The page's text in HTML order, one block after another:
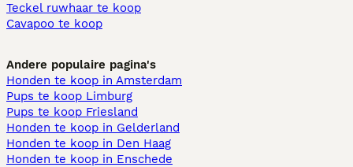
Teckel ruwhaar te koop
Cavapoo te koop
Andere populaire pagina's
Honden te koop in Amsterdam
Pups te koop Limburg​
Pups te koop Friesland​
Honden te koop in Gelderland
Honden te koop in Den Haag
Honden te koop in Enschede